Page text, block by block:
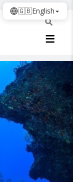
🇬🇧English